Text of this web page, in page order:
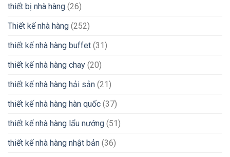
thiết bị nhà hàng (26)
Thiết kế nhà hàng (252)
thiết kế nhà hàng buffet (31)
thiết kế nhà hàng chay (20)
thiết kế nhà hàng hải sản (21)
thiết kế nhà hàng hàn quốc (37)
thiết kế nhà hàng lẩu nướng (51)
thiết kế nhà hàng nhật bản (36)